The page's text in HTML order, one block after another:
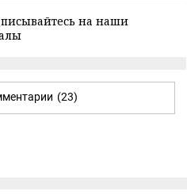
на наши
(23)